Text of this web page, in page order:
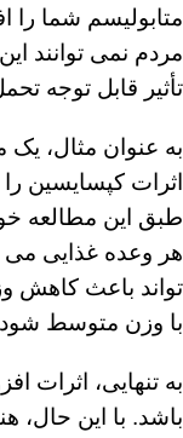
متابولیسم شما را
مردم نمی توانند
تأثیر قابل توجه
اثرات کپسایسین
با وزن متوسط
به تنهایی، اثرات
باشد. با این حال،